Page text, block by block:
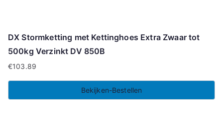
DX Stormketting met Kettinghoes Extra Zwaar tot
500kg Verzinkt DV 850B
€103.89
Bekijken-Bestellen